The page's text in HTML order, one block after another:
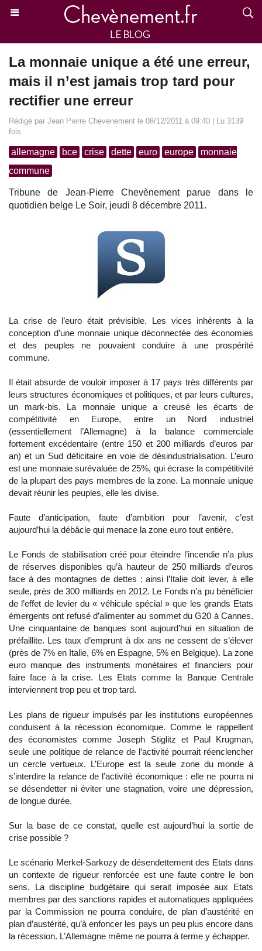
La monnaie unique a été une erreur,
mais il n’est jamais trop tard pour
rectifier une erreur
Rédigé par Jean Pierre Chevenement le 08/12/2011 à 09:40 | Lu 3139
fois
allemagne bce crise dette euro europe
monnaie
commune
Tribune de Jean-Pierre Chevènement parue dans le
quotidien belge Le Soir, jeudi 8 décembre 2011.
La crise de l’euro était prévisible. Les vices inhérents à la
conception d’une monnaie unique déconnectée des économies
et des peuples ne pouvaient conduire à une prospérité
commune.
Il était absurde de vouloir imposer à 17 pays très différents par
leurs structures économiques et politiques, et par leurs cultures,
un mark-bis. La monnaie unique a creusé les écarts de
compétitivité en Europe, entre un Nord industriel
(essentiellement l’Allemagne) à la balance commerciale
fortement excédentaire (entre 150 et 200 milliards d’euros par
an) et un Sud déficitaire en voie de désindustrialisation. L’euro
est une monnaie surévaluée de 25%, qui écrase la compétitivité
de la plupart des pays membres de la zone. La monnaie unique
devait réunir les peuples, elle les divise.
Faute d’anticipation, faute d’ambition pour l’avenir, c’est
aujourd’hui la débâcle qui menace la zone euro tout entière.
Le Fonds de stabilisation créé pour éteindre l’incendie n’a plus
de réserves disponibles qu’à hauteur de 250 milliards d’euros
face à des montagnes de dettes : ainsi l’Italie doit lever, à elle
seule, près de 300 milliards en 2012. Le Fonds n’a pu bénéficier
de l’effet de levier du « véhicule spécial » que les grands Etats
émergents ont refusé d’alimenter au sommet du G20 à Cannes.
Une cinquantaine de banques sont aujourd’hui en situation de
préfaillite. Les taux d’emprunt à dix ans ne cessent de s’élever
(près de 7% en Italie, 6% en Espagne, 5% en Belgique). La zone
euro manque des instruments monétaires et financiers pour
faire face à la crise. Les Etats comme la Banque Centrale
interviennent trop peu et trop tard.
Les plans de rigueur impulsés par les institutions européennes
conduisent à la récession économique. Comme le rappellent
des économistes comme Joseph Stiglitz et Paul Krugman,
seule une politique de relance de l’activité pourrait réenclencher
un cercle vertueux. L’Europe est la seule zone du monde à
s’interdire la relance de l’activité économique : elle ne pourra ni
se désendetter ni éviter une stagnation, voire une dépression,
de longue durée.
Sur la base de ce constat, quelle est aujourd’hui la sortie de
crise possible ?
Le scénario Merkel-Sarkozy de désendettement des Etats dans
un contexte de rigueur renforcée est une faute contre le bon
sens. La discipline budgétaire qui serait imposée aux Etats
membres par des sanctions rapides et automatiques appliquées
par la Commission ne pourra conduire, de plan d’austérité en
plan d’austérité, qu’à enfoncer les pays un peu plus encore dans
la récession. L’Allemagne même ne pourra à terme y échapper.